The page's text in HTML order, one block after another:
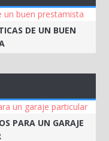
DE UN BUEN
PARA UN GARAJE